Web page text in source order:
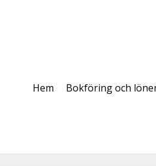
Hem Bokföring och